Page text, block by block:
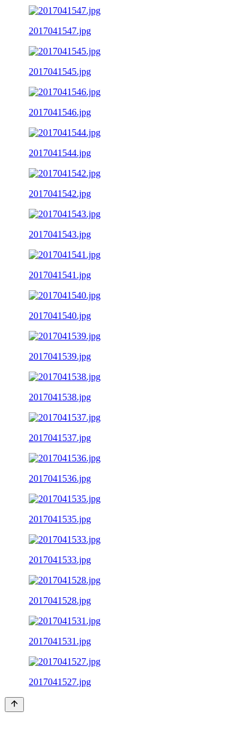
2017041547.jpg
2017041545.jpg
2017041546.jpg
2017041544.jpg
2017041542.jpg
2017041543.jpg
2017041541.jpg
2017041540.jpg
2017041539.jpg
2017041538.jpg
2017041537.jpg
2017041536.jpg
2017041535.jpg
2017041533.jpg
2017041528.jpg
2017041531.jpg
2017041527.jpg